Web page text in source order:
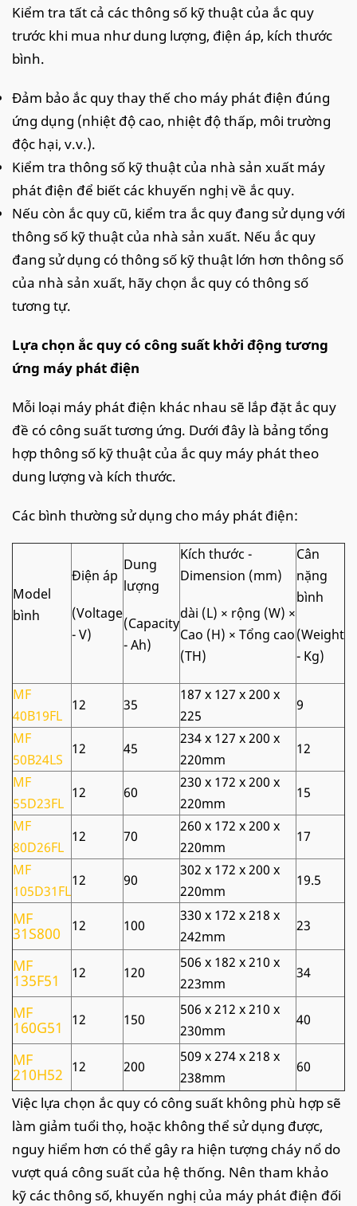
Kiểm tra tất cả các thông số kỹ thuật của ắc quy
trước khi mua như dung lượng, điện áp, kích thước
bình.
Đảm bảo ắc quy thay thế cho máy phát điện đúng
ứng dụng (nhiệt độ cao, nhiệt độ thấp, môi trường
độc hại, v.v.).
Kiểm tra thông số kỹ thuật của nhà sản xuất máy
phát điện để biết các khuyến nghị về ắc quy.
Nếu còn ắc quy cũ, kiểm tra ắc quy đang sử dụng với
thông số kỹ thuật của nhà sản xuất. Nếu ắc quy
đang sử dụng có thông số kỹ thuật lớn hơn thông số
của nhà sản xuất, hãy chọn ắc quy có thông số
tương tự.
Lựa chọn ắc quy có công suất khởi động tương
ứng máy phát điện
Mỗi loại máy phát điện khác nhau sẽ lắp đặt ắc quy
đề có công suất tương ứng. Dưới đây là bảng tổng
hợp thông số kỹ thuật của ắc quy máy phát theo
dung lượng và kích thước.
Các bình thường sử dụng cho máy phát điện:
Model
bình
Điện áp
(Voltage
- V)
Dung
lượng
(Capacity
- Ah)
Kích thước -
Dimension (mm)
dài (L) × rộng (W) ×
Cao (H) × Tổng cao
(TH)
Cân
nặng
bình
(Weight
- Kg)
MF
40B19FL
12 35
187 x 127 x 200 x
225
9
MF
50B24LS
12 45
234 x 127 x 200 x
220mm
12
MF
55D23FL
12 60
230 x 172 x 200 x
220mm
15
MF
80D26FL
12 70
260 x 172 x 200 x
220mm
17
MF
105D31FL
12 90
302 x 172 x 200 x
220mm
19.5
MF
31S800 12 100
330 x 172 x 218 x
242mm
23
MF
135F51 12 120
506 x 182 x 210 x
223mm
34
MF
160G51 12 150
506 x 212 x 210 x
230mm
40
MF
210H52 12 200
509 x 274 x 218 x
238mm
60
Việc lựa chọn ắc quy có công suất không phù hợp sẽ
làm giảm tuổi thọ, hoặc không thể sử dụng được,
nguy hiểm hơn có thể gây ra hiện tượng cháy nổ do
vượt quá công suất của hệ thống. Nên tham khảo
kỹ các thông số, khuyến nghị của máy phát điện đối